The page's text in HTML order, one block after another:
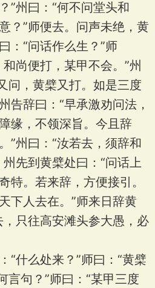
”州曰：“何不问堂头和
？”师便去。问声未绝，黄
：“问话作么生？”师
尚便打，某甲不会。”州
问，黄檗又打。如是三度
告辞曰：“早承激劝问法，
缘，不领深旨。今且辞
”州曰：“汝若去，须辞和
先到黄檗处曰：“问话上
特。若来辞，方便接引。
下人去在。”师来日辞黄
只往高安滩头参大愚，必
什么处来？”师曰：“黄檗
言句？”师曰：“某甲三度